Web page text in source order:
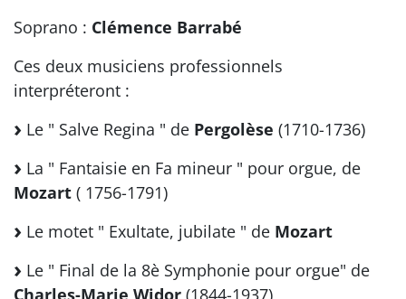
Soprano : Clémence Barrabé
Ces deux musiciens professionnels
interpréteront :
Le " Salve Regina " de Pergolèse (1710-1736)
La " Fantaisie en Fa mineur " pour orgue, de
Mozart ( 1756-1791)
Le motet " Exultate, jubilate " de Mozart
Le " Final de la 8è Symphonie pour orgue" de
Charles-Marie Widor (1844-1937)